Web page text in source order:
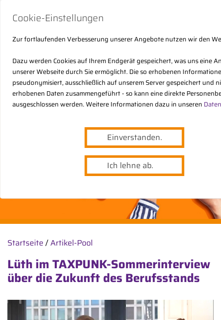
Cookie-Einstellungen
Zur fortlaufenden Verbesserung unserer Angebote nutzen wir den
Dazu werden Cookies auf Ihrem Endgerät gespeichert, was uns eine
unserer Webseite durch Sie ermöglicht. Die so erhobenen
pseudonymisiert, ausschließlich auf unserem Server gespeichert und
erhobenen Daten zusammengeführt - so kann eine direkte
ausgeschlossen werden. Weitere Informationen dazu in unseren
Einverstanden.
Ich lehne ab.
Startseite /Artikel-Pool
Lüth im TAXPUNK-Sommerinterview
über die Zukunft des Berufsstands